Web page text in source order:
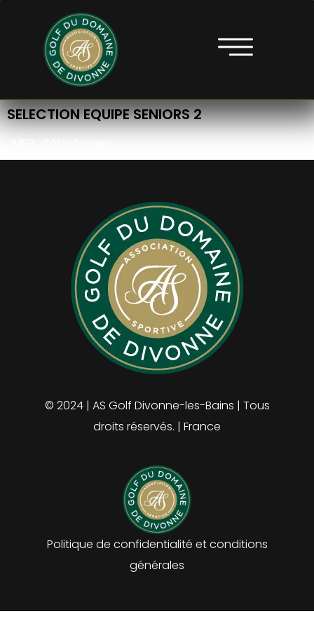
SELECTION EQUIPE SENIORS 2
© 2024 | AS Golf Divonne-les-Bains | Tous
droits réservés. | France
Politique de confidentialité et conditions
générales